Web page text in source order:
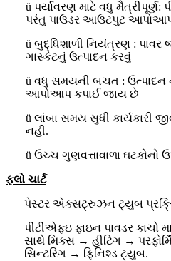
ü પર્યાવરણ માટે વધુ મૈત્રીપૂર્ણ:
પરંતુ પાઉડર આઉટપુટ
ü બુદ્ધિશાળી નિયંત્રણ : પાવર
ગાસ્કેટનું ઉત્પાદન કરવું
ü વધુ સમયની બચત : ઉત્પાદન
આપોઆપ કપાઈ જાય છે
ü લાંબા સમય સુધી કાર્યકારી
નહીં.
ü ઉચ્ચ ગુણવત્તાવાળા ઘટકોનો
ફ્લો ચાર્ટ
પેસ્ટર એક્સટ્રુઝન ટ્યુબ
પીટીએફઇ ફાઇન પાવડર કાચો
સાથે મિક્સ → હીટિંગ →
સિન્ટરિંગ → ફિનિશ્ડ ટ્યુબ.